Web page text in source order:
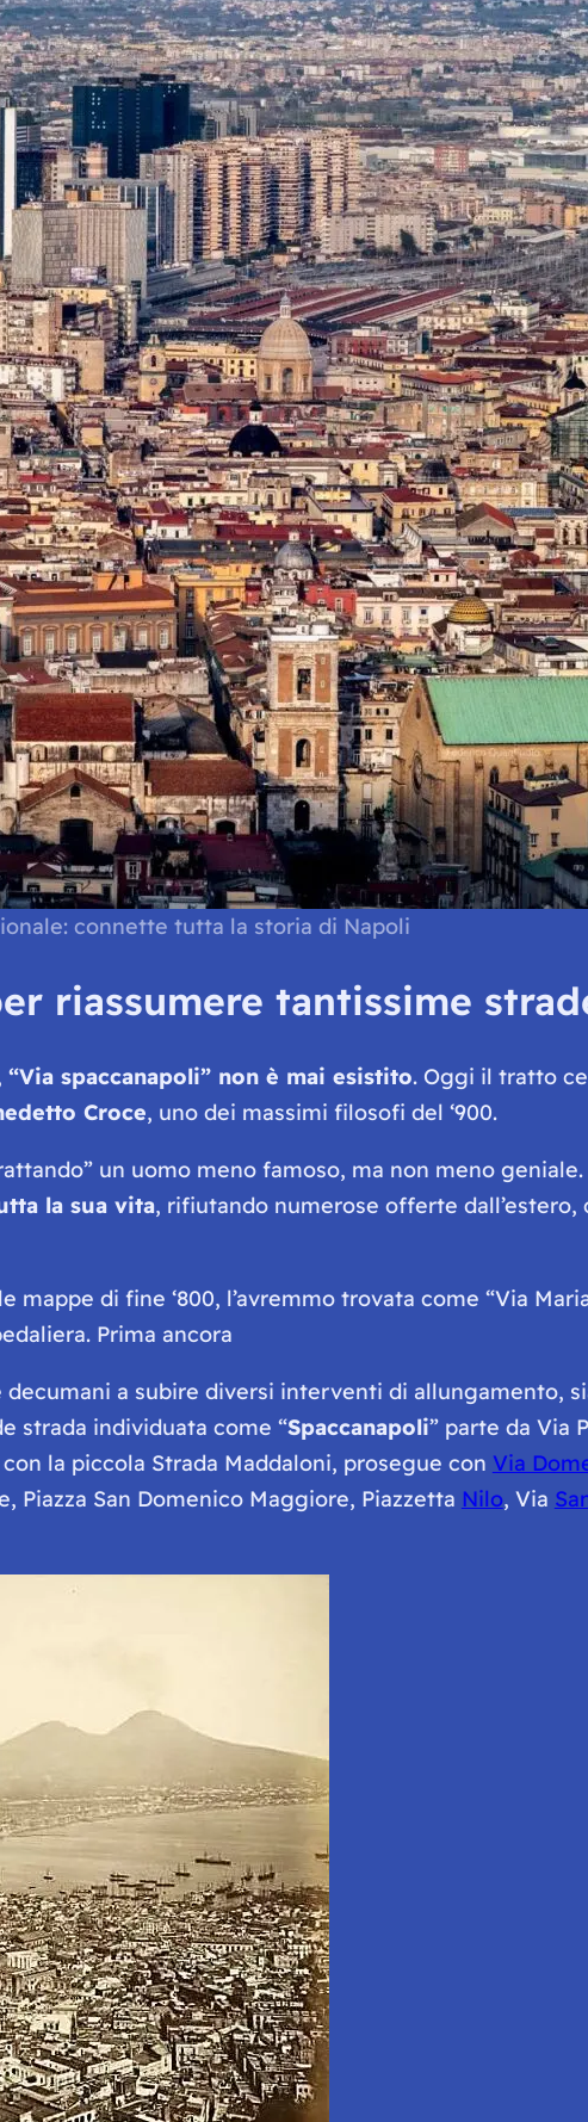
connette tutta la storia di Napoli
riassumere tantissime
“Via spaccanapoli” non è mai esistito. Oggi il tratto
Croce, uno dei massimi filosofi del ‘900.
un uomo meno famoso, ma non meno
la sua vita, rifiutando numerose offerte
mappe di fine ‘800, l’avremmo trovata come “Via
Prima ancora
a subire diversi interventi di allungamento,
strada individuata come “Spaccanapoli” parte da Via
la piccola Strada Maddaloni, prosegue con Via
Piazza San Domenico Maggiore, Piazzetta Nilo, Via